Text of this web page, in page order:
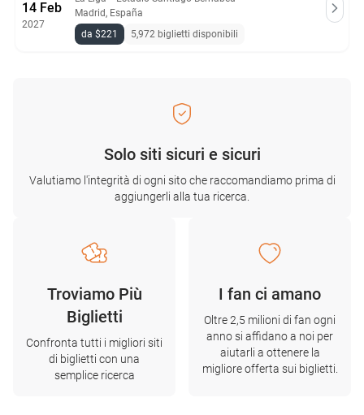
14 Feb
2027
Madrid, España
da $221
5,972 biglietti disponibili
Solo siti sicuri e sicuri
Valutiamo l'integrità di ogni sito che raccomandiamo prima di
aggiungerli alla tua ricerca.
Troviamo Più
Biglietti
Confronta tutti i migliori siti
di biglietti con una
semplice ricerca
I fan ci amano
Oltre 2,5 milioni di fan ogni
anno si affidano a noi per
aiutarli a ottenere la
migliore offerta sui biglietti.